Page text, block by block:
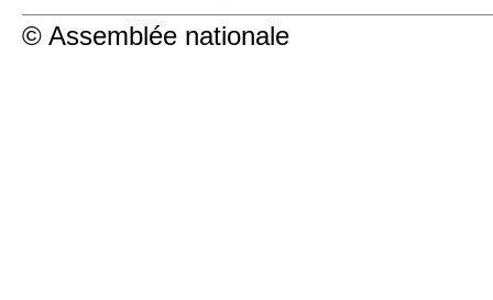
© Assemblée nationale